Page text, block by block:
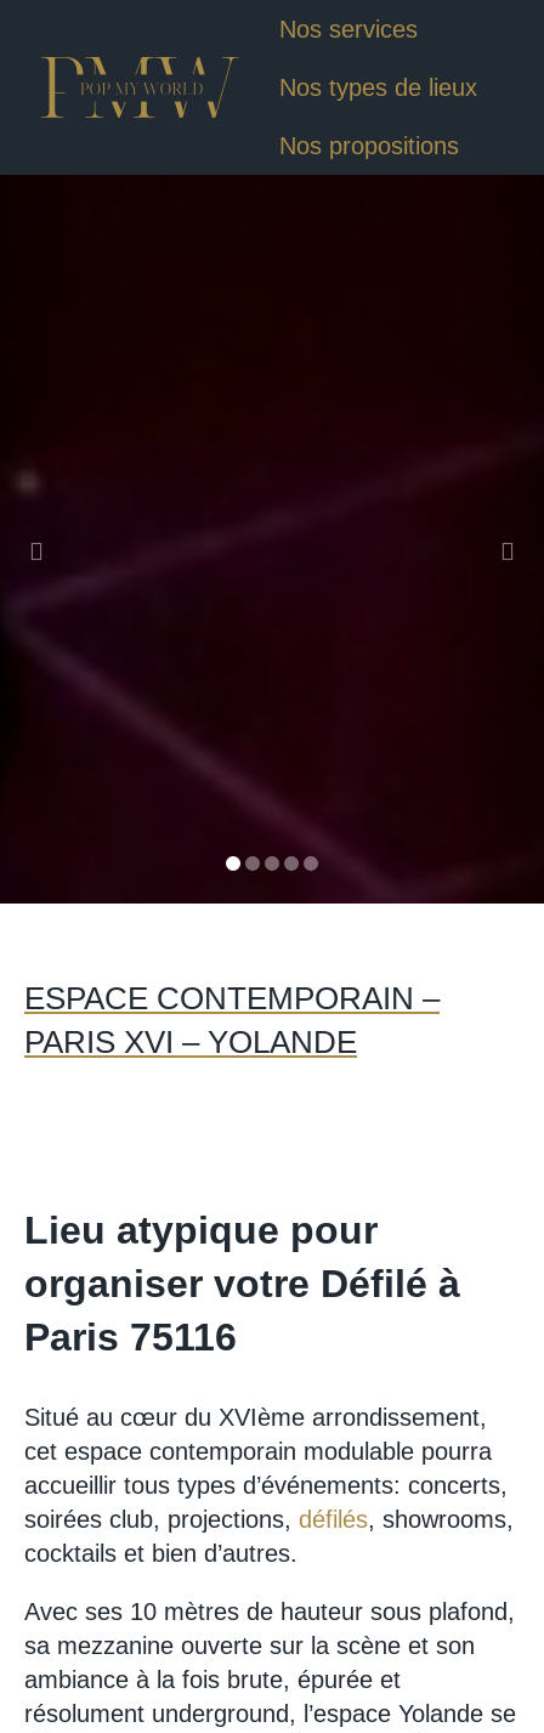
Nos services
Nos types de lieux
Nos propositions
ESPACE CONTEMPORAIN –
PARIS XVI – YOLANDE
Lieu atypique pour
organiser votre Défilé à
Paris 75116
Situé au cœur du XVIème arrondissement,
cet espace contemporain modulable pourra
accueillir tous types d’événements: concerts,
soirées club, projections, défilés, showrooms,
cocktails et bien d’autres.
Avec ses 10 mètres de hauteur sous plafond,
sa mezzanine ouverte sur la scène et son
ambiance à la fois brute, épurée et
résolument underground, l’espace Yolande se